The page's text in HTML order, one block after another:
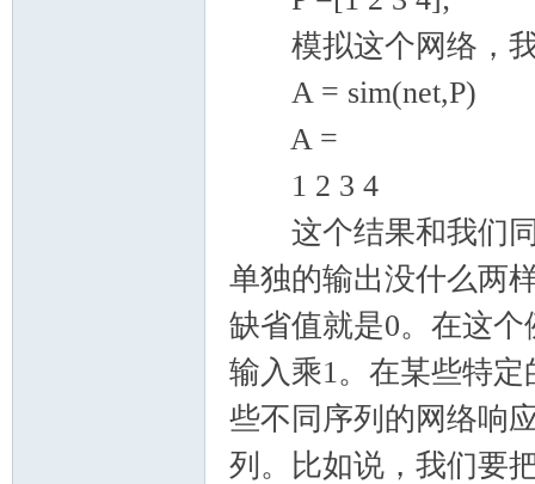
模拟这个网络，我
A = sim(net,P)
A =
1 2 3 4
这个结果和我们同
单独的输出没什么两
缺省值就是0。在这
输入乘1。在某些特
些不同序列的网络响
列。比如说，我们要